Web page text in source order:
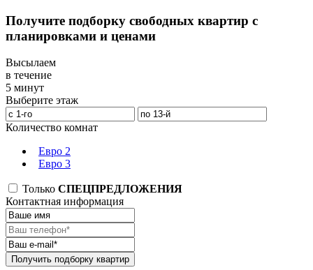
Получите подборку свободных квартир с
планировками и ценами
Высылаем
в течение
5 минут
Выберите этаж
Количество комнат
Евро 2
Евро 3
Только СПЕЦПРЕДЛОЖЕНИЯ
Контактная информация
Получить подборку квартир